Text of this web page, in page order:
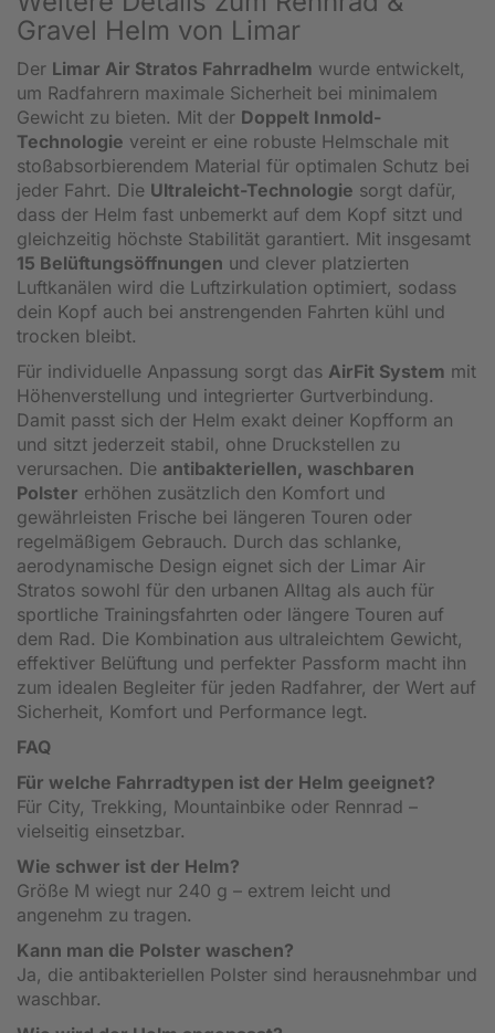
Gravel Helm von Limar
Der Limar Air Stratos Fahrradhelm wurde entwickelt,
um Radfahrern maximale Sicherheit bei minimalem
Gewicht zu bieten. Mit der Doppelt Inmold-
Technologie vereint er eine robuste Helmschale mit
stoßabsorbierendem Material für optimalen Schutz bei
jeder Fahrt. Die Ultraleicht-Technologie sorgt dafür,
dass der Helm fast unbemerkt auf dem Kopf sitzt und
gleichzeitig höchste Stabilität garantiert. Mit insgesamt
15 Belüftungsöffnungen und clever platzierten
Luftkanälen wird die Luftzirkulation optimiert, sodass
dein Kopf auch bei anstrengenden Fahrten kühl und
trocken bleibt.
Für individuelle Anpassung sorgt das AirFit System mit
Höhenverstellung und integrierter Gurtverbindung.
Damit passt sich der Helm exakt deiner Kopfform an
und sitzt jederzeit stabil, ohne Druckstellen zu
verursachen. Die antibakteriellen, waschbaren
Polster erhöhen zusätzlich den Komfort und
gewährleisten Frische bei längeren Touren oder
regelmäßigem Gebrauch. Durch das schlanke,
aerodynamische Design eignet sich der Limar Air
Stratos sowohl für den urbanen Alltag als auch für
sportliche Trainingsfahrten oder längere Touren auf
dem Rad. Die Kombination aus ultraleichtem Gewicht,
effektiver Belüftung und perfekter Passform macht ihn
zum idealen Begleiter für jeden Radfahrer, der Wert auf
Sicherheit, Komfort und Performance legt.
FAQ
Für welche Fahrradtypen ist der Helm geeignet?
Für City, Trekking, Mountainbike oder Rennrad –
vielseitig einsetzbar.
Wie schwer ist der Helm?
Größe M wiegt nur 240 g – extrem leicht und
angenehm zu tragen.
Kann man die Polster waschen?
Ja, die antibakteriellen Polster sind herausnehmbar und
waschbar.